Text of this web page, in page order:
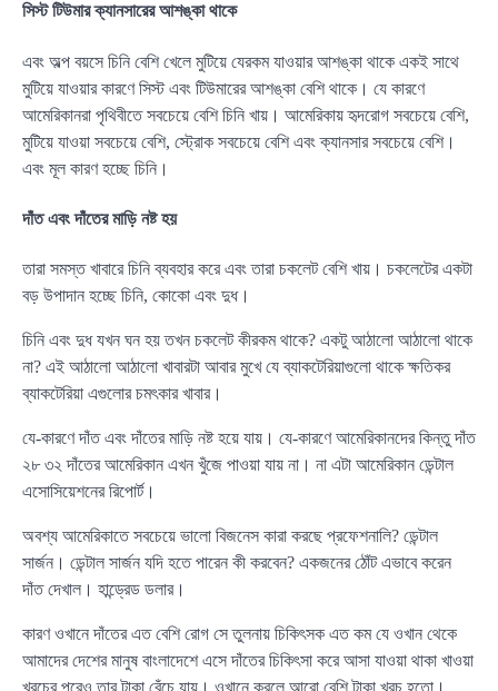
সিস্ট টিউমার ক্যানসারের আশঙ্কা থাকে
এবং অল্প বয়সে চিনি বেশি খেলে মুটিয়ে যেরকম যাওয়ার আশঙ্কা থাকে একই সাথে
মুটিয়ে যাওয়ার কারণে সিস্ট এবং টিউমারের আশঙ্কা বেশি থাকে। যে কারণে
আমেরিকানরা পৃথিবীতে সবচেয়ে বেশি চিনি খায়। আমেরিকায় হৃদরোগ সবচেয়ে বেশি,
মুটিয়ে যাওয়া সবচেয়ে বেশি, স্ট্রোক সবচেয়ে বেশি এবং ক্যানসার সবচেয়ে বেশি।
এবং মূল কারণ হচ্ছে চিনি।
দাঁত এবং দাঁতের মাড়ি নষ্ট হয়
তারা সমস্ত খাবারে চিনি ব্যবহার করে এবং তারা চকলেট বেশি খায়। চকলেটের একটা
বড় উপাদান হচ্ছে চিনি, কোকো এবং দুধ।
চিনি এবং দুধ যখন ঘন হয় তখন চকলেট কীরকম থাকে? একটু আঠালো আঠালো থাকে
না? এই আঠালো আঠালো খাবারটা আবার মুখে যে ব্যাকটেরিয়াগুলো থাকে ক্ষতিকর
ব্যাকটেরিয়া এগুলোর চমৎকার খাবার।
যে-কারণে দাঁত এবং দাঁতের মাড়ি নষ্ট হয়ে যায়। যে-কারণে আমেরিকানদের কিন্তু দাঁত
২৮ ৩২ দাঁতের আমেরিকান এখন খুঁজে পাওয়া যায় না। না এটা আমেরিকান ডেন্টাল
এসোসিয়েশনের রিপোর্ট।
অবশ্য আমেরিকাতে সবচেয়ে ভালো বিজনেস কারা করছে প্রফেশনালি? ডেন্টাল
সার্জন। ডেন্টাল সার্জন যদি হতে পারেন কী করবেন? একজনের ঠোঁট এভাবে করেন
দাঁত দেখাল। হান্ড্রেড ডলার।
কারণ ওখানে দাঁতের এত বেশি রোগ সে তুলনায় চিকিৎসক এত কম যে ওখান থেকে
আমাদের দেশের মানুষ বাংলাদেশে এসে দাঁতের চিকিৎসা করে আসা যাওয়া থাকা খাওয়া
খরচের পরেও তার টাকা বেঁচে যায়। ওখানে করলে আরো বেশি টাকা খরচ হতো।